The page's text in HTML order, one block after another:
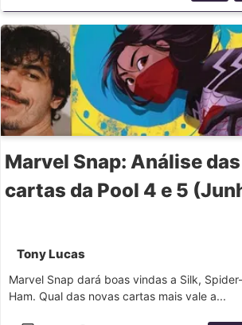
Marvel Snap: Análise
cartas da Pool 4 e 5
Tony Lucas
Marvel Snap dará boas vindas a Silk,
Ham. Qual das novas cartas mais vale a...